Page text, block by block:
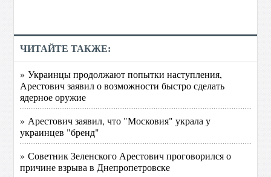
ЧИТАЙТЕ ТАКЖЕ:
» Украинцы продолжают попытки наступления,
Арестович заявил о возможности быстро сделать
ядерное оружие
» Арестович заявил, что "Московия" украла у
украинцев "бренд"
» Советник Зеленского Арестович проговорился о
причине взрыва в Днепропетровске